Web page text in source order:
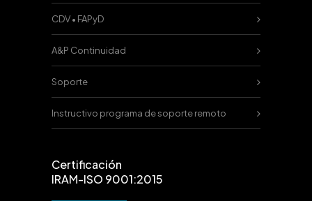
CDV • FAPyD
A&P Continuidad
Soporte
Instructivo programa de soporte remoto
Certificación
IRAM-ISO 9001:2015